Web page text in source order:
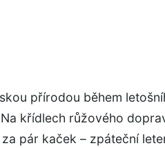
přírodou během
křídlech růžového
pár kaček – zpáteční